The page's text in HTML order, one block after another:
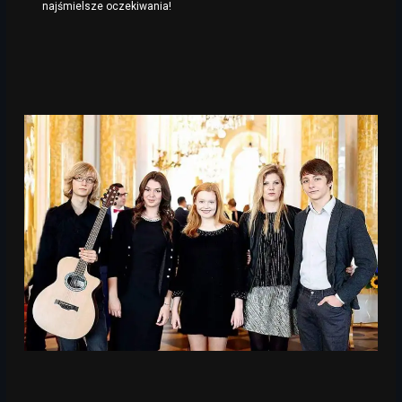
najśmielsze oczekiwania!